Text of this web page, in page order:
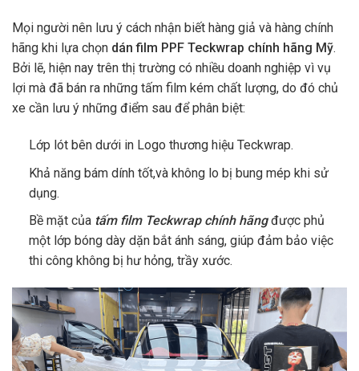
Mọi người nên lưu ý cách nhận biết hàng giả và hàng chính
hãng khi lựa chọn dán film PPF Teckwrap chính hãng Mỹ.
Bởi lẽ, hiện nay trên thị trường có nhiều doanh nghiệp vì vụ
lợi mà đã bán ra những tấm film kém chất lượng, do đó chủ
xe cần lưu ý những điểm sau để phân biệt:
Lớp lót bên dưới in Logo thương hiệu Teckwrap.
Khả năng bám dính tốt,và không lo bị bung mép khi sử
dụng.
Bề mặt của tấm film Teckwrap chính hãngđược phủ
một lớp bóng dày dặn bắt ánh sáng, giúp đảm bảo việc
thi công không bị hư hỏng, trầy xước.